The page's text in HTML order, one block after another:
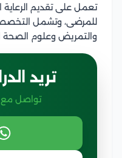
تعمل على تقديم
للمرضى، وتشمل
والتمريض وعلوم الصحة
تريد
تواصل مع